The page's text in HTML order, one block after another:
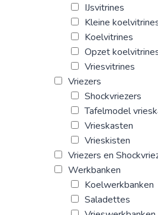
IJsvitrines
Kleine
Koelvitrines
Opzet
Vriesvitrines
Vriezers
Shockvriezers
Tafelmodel
Vrieskasten
Vrieskisten
Vriezers en
Werkbanken
Koelwerkbanken
Saladettes